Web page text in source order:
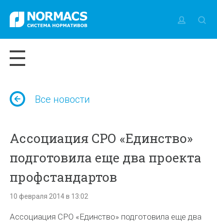
Все новости
Ассоциация СРО «Единство»
подготовила еще два проекта
профстандартов
10 февраля 2014 в 13:02
Ассоциация СРО «Единство» подготовила еще два